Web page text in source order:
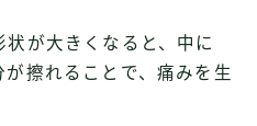
が大きくなると、中に
擦れることで、痛みを生